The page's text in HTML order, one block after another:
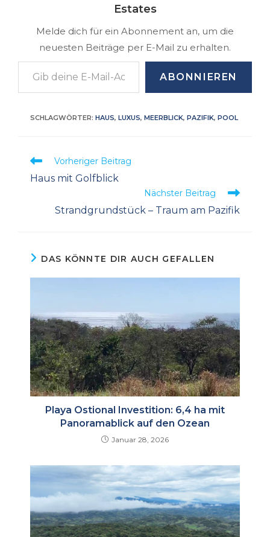
Estates
Melde dich für ein Abonnement an, um die
neuesten Beiträge per E-Mail zu erhalten.
Gib deine E-Mail-Adresse ein ...
ABONNIEREN
SCHLAGWÖRTER: HAUS, LUXUS, MEERBLICK, PAZIFIK, POOL
Weitere
ansehen
Vorheriger Beitrag
Haus mit Golfblick
Nächster Beitrag
Strandgrundstück – Traum am Pazifik
DAS KÖNNTE DIR AUCH GEFALLEN
Playa Ostional Investition: ​​6,4 ha mit
Panoramablick auf den Ozean
Januar 28, 2026